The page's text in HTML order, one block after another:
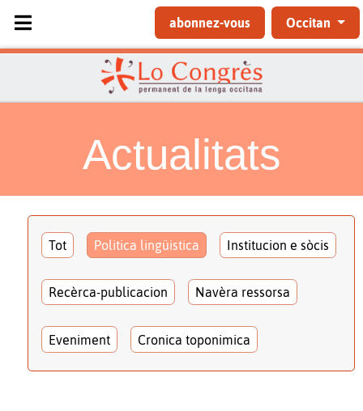
Sélectionnez votre langue
abonnez-vous Occitan
Actualitats
Tot Politica lingüistica Institucion e sòcis
Recèrca-publicacion Navèra ressorsa
Eveniment Cronica toponimica